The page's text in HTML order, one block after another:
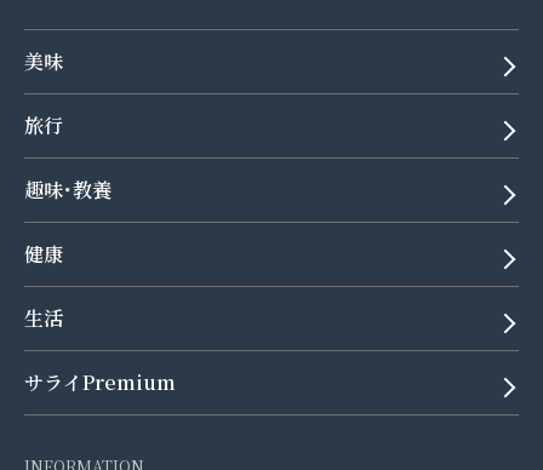
美味
旅行
趣味･教養
健康
生活
サライPremium